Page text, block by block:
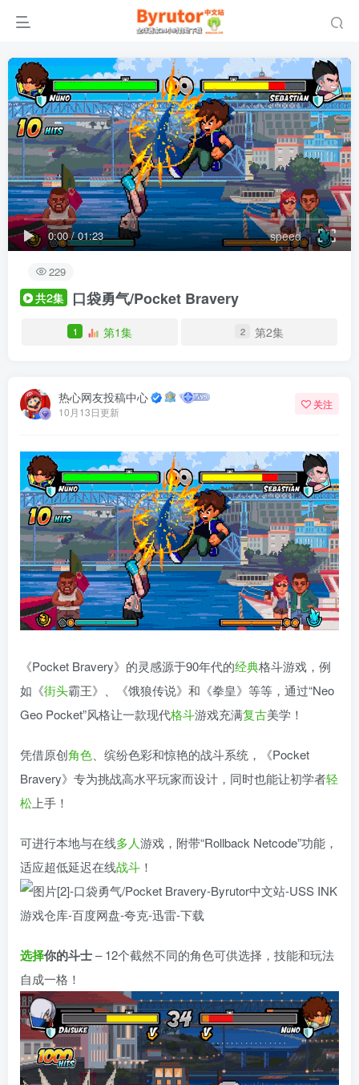
0:00/01:23 speed
229
共2集 口袋勇气/Pocket Bravery
1 第1集 2 第2集
热心网友投稿中心
10月13日更新
关注
《Pocket Bravery》的灵感源于90年代的经典格斗游戏，例
如《街头霸王》、《饿狼传说》和《拳皇》等等，通过“Neo
Geo Pocket”风格让一款现代格斗游戏充满复古美学！
凭借原创角色、缤纷色彩和惊艳的战斗系统，《Pocket
Bravery》专为挑战高水平玩家而设计，同时也能让初学者轻
松上手！
可进行本地与在线多人游戏，附带“Rollback Netcode”功能，
适应超低延迟在线战斗 ！
选择你的斗士– 12个截然不同的角色可供选择，技能和玩法
自成一格！